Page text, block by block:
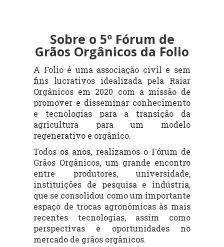
Sobre o 5º Fórum de
Grãos Orgânicos da Folio
A Folio é uma associação civil e sem
fins lucrativos idealizada pela Raiar
Orgânicos em 2020 com a missão de
promover e disseminar conhecimento
e tecnologias para a transição da
agricultura para um modelo
regenerativo e orgânico.
Todos os anos, realizamos o Fórum de
Grãos Orgânicos, um grande encontro
entre produtores, universidade,
instituições de pesquisa e indústria,
que se consolidou como um importante
espaço de trocas agronômicas às mais
recentes tecnologias, assim como
perspectivas e oportunidades no
mercado de grãos orgânicos.